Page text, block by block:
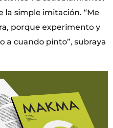
la simple imitación. “Me
porque experimento y
a cuando pinto”, subraya